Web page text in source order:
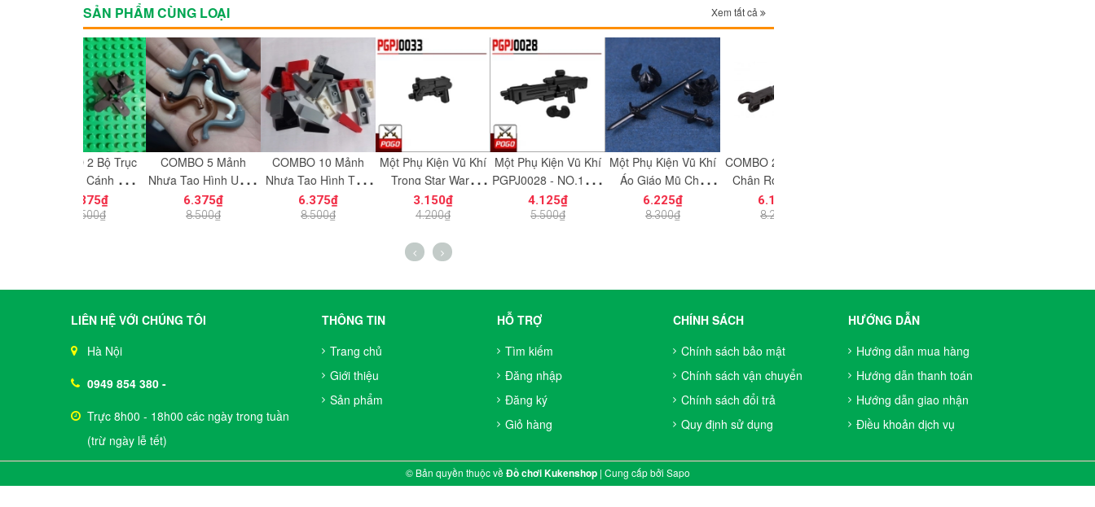
SẢN PHẨM CÙNG LOẠI Xem tất cả
COMBO 5 Mảnh
Nhựa Tạo Hình Uống
Cong Dùng Cho Mô
Hình Nhân Vật Mini
COMBO 10 Mảnh
Nhựa Tạo Hình Trơn
Vát Dọc 1x2 NO.1725
Đồ Chơi Lắp Ráp
Một Phụ Kiện Vũ Khí
Trong Star Wars
PGPJ0033 NO.1198 -
Phụ Kiện MOC
Một Phụ Kiện Vũ Khí
PGPJ0028 - NO.1203
- Phụ Kiện MOC
Một Phụ Kiện Vũ Khí
Áo Giáo Mũ Cho
Chiến Binh Gondor
Phiên Bản Màu Đen
COMBO 2 Cánh Tay
Chân Robot Hero
Factory Với 4 Lỗ Pin
NO.1366 - Đồ Chơi
LIÊN HỆ VỚI CHÚNG TÔI
Hà Nội
0949 854 380 -
Trực 8h00 - 18h00 các ngày trong tuần
(trừ ngày lễ tết)
THÔNG TIN
Trang chủ
Giới thiệu
Sản phẩm
HỖ TRỢ
Tìm kiếm
Đăng nhập
Đăng ký
Giỏ hàng
CHÍNH SÁCH
Chính sách bảo mật
Chính sách vận chuyển
Chính sách đổi trả
Quy định sử dụng
HƯỚNG DẪN
Hướng dẫn mua hàng
Hướng dẫn thanh toán
Hướng dẫn giao nhận
Điều khoản dịch vụ
© Bản quyền thuộc vềĐồ chơi Kukenshop| Cung cấp bởi Sapo